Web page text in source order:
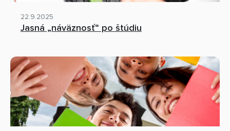
22.9.2025
Jasná „náväznosť“ po štúdiu